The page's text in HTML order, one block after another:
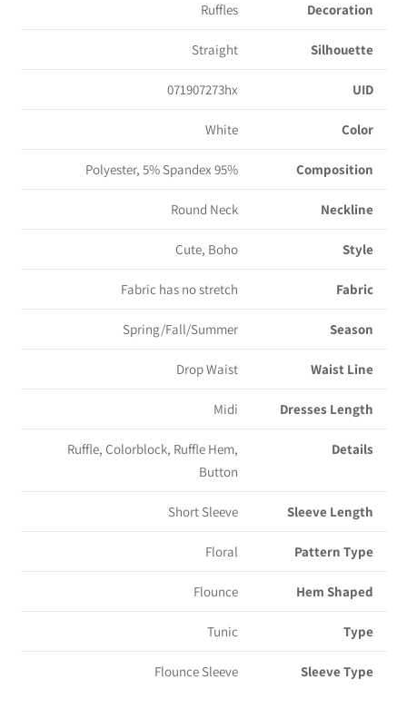
Decoration
Ruffles
Silhouette
Straight
UID
071907273hx
Color
White
Composition
95% Polyester, 5% Spandex
Neckline
Round Neck
Style
Cute, Boho
Fabric
Fabric has no stretch
Season
Spring/Fall/Summer
Waist Line
Drop Waist
Dresses Length
Midi
Details
Ruffle, Colorblock, Ruffle Hem,
Button
Sleeve Length
Short Sleeve
Pattern Type
Floral
Hem Shaped
Flounce
Type
Tunic
Sleeve Type
Flounce Sleeve